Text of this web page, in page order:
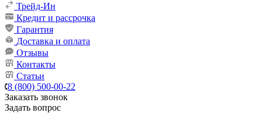
Трейд-Ин
Кредит и рассрочка
Гарантия
Доставка и оплата
Отзывы
Контакты
Статьи
8 (800) 500-00-22
Заказать звонок
Задать вопрос